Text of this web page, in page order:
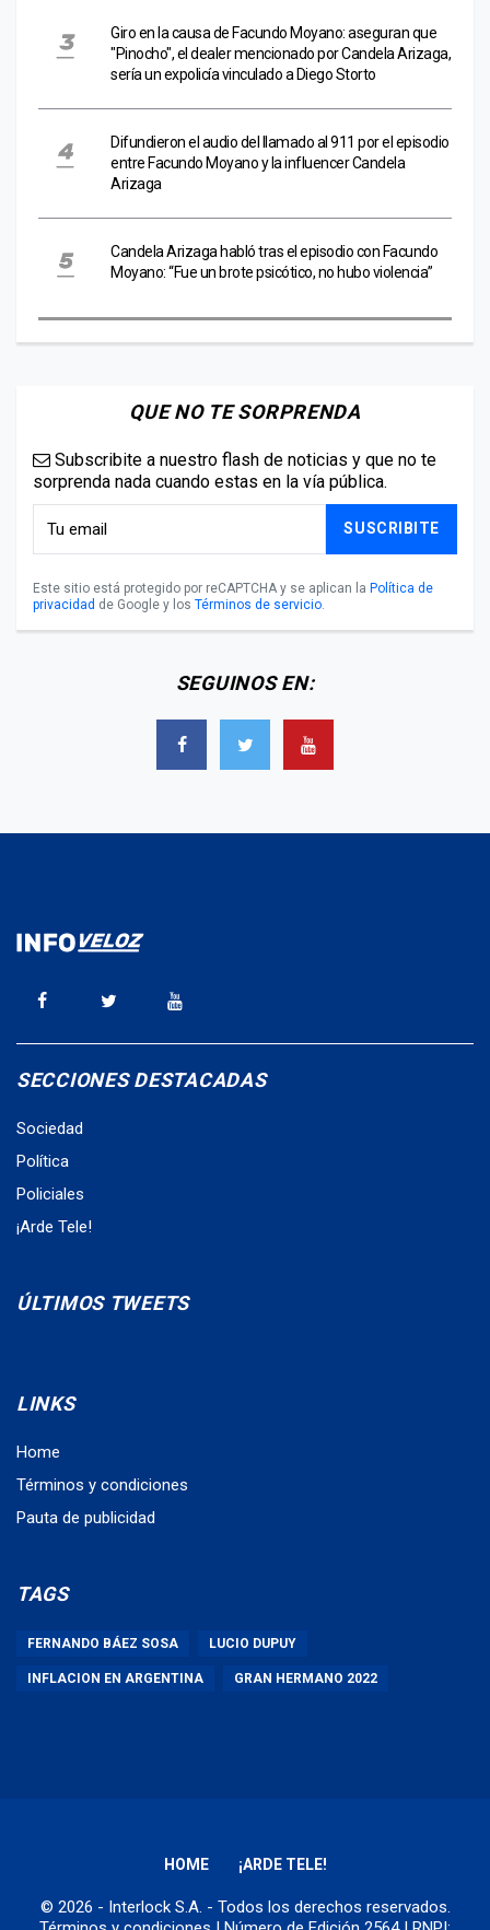
Giro en la causa de Facundo Moyano: aseguran que
"Pinocho", el dealer mencionado por Candela Arizaga,
sería un expolicía vinculado a Diego Storto
Difundieron el audio del llamado al 911 por el episodio
entre Facundo Moyano y la influencer Candela
Arizaga
Candela Arizaga habló tras el episodio con Facundo
Moyano: “Fue un brote psicótico, no hubo violencia”
QUE NO TE SORPRENDA
Subscribite a nuestro flash de noticias y que no te
sorprenda nada cuando estas en la vía pública.
SUSCRIBITE
Este sitio está protegido por reCAPTCHA y se aplican la Política de
privacidad de Google y los Términos de servicio.
SEGUINOS EN:
SECCIONES DESTACADAS
Sociedad
Política
Policiales
¡Arde Tele!
ÚLTIMOS TWEETS
LINKS
Home
Términos y condiciones
Pauta de publicidad
TAGS
FERNANDO BÁEZ SOSA LUCIO DUPUY
INFLACION EN ARGENTINA GRAN HERMANO 2022
HOME ¡ARDE TELE!
© 2026 - Interlock S.A. - Todos los derechos reservados.